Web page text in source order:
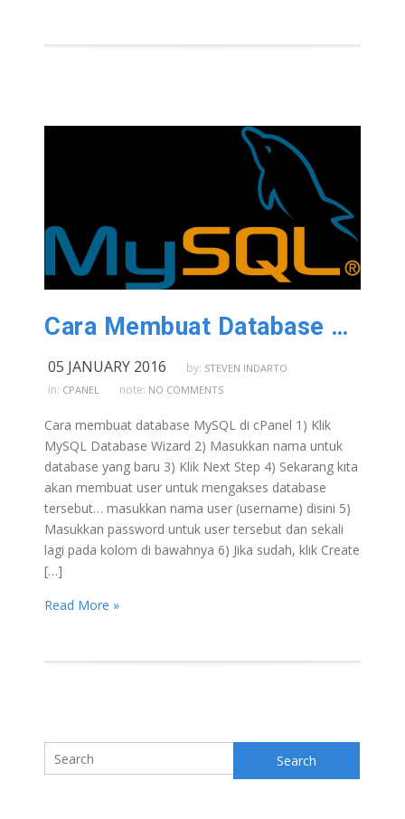
Cara Membuat Database MySQL Pada cPanel
05 JANUARY 2016 by: STEVEN INDARTO
in: CPANEL note: NO COMMENTS
Cara membuat database MySQL di cPanel 1) Klik
MySQL Database Wizard 2) Masukkan nama untuk
database yang baru 3) Klik Next Step 4) Sekarang kita
akan membuat user untuk mengakses database
tersebut… masukkan nama user (username) disini 5)
Masukkan password untuk user tersebut dan sekali
lagi pada kolom di bawahnya 6) Jika sudah, klik Create
[…]
Read More »
Search